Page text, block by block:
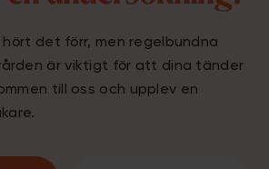
det förr, men regelbundna
är viktigt för att dina tänder
till oss och upplev en